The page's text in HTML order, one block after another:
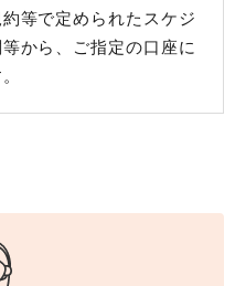
等で定められたスケジ
から、ご指定の口座に